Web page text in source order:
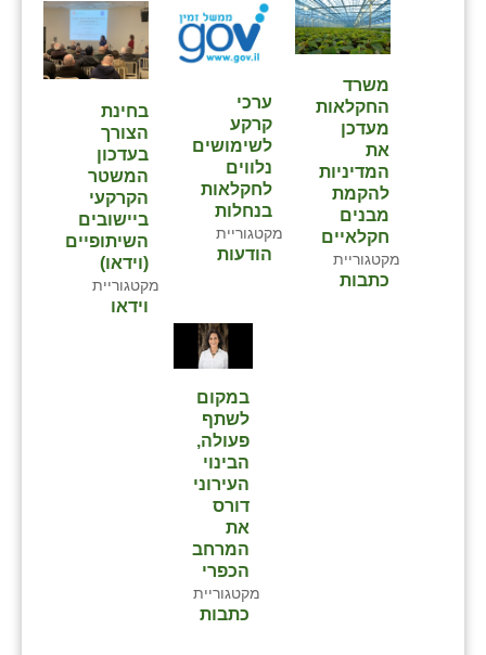
בחינת
הצורך
בעדכון
המשטר
הקרקעי
ביישובים
השיתופיים
(וידאו)
מקטגוריית
וידאו
ערכי
קרקע
לשימושים
נלווים
לחקלאות
בנחלות
מקטגוריית
הודעות
משרד
החקלאות
מעדכן
את
המדיניות
להקמת
מבנים
חקלאיים
מקטגוריית
כתבות
במקום
לשתף
פעולה,
הבינוי
העירוני
דורס
את
המרחב
הכפרי
מקטגוריית
כתבות